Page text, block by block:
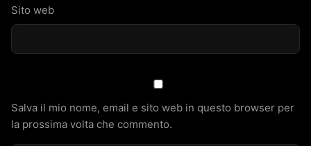
Sito web
Salva il mio nome, email e sito web in questo browser per
la prossima volta che commento.